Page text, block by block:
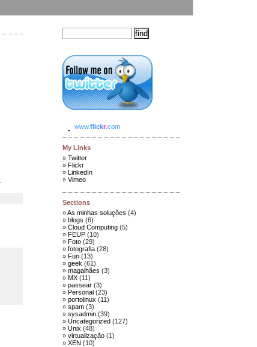
www.flickr.com
My Links
Twitter
Flickr
LinkedIn
Vimeo
Sections
As minhas soluções (4)
blogs (6)
Cloud Computing (5)
FEUP (10)
Foto (29)
fotografia (28)
Fun (13)
geek (61)
magalhães (3)
MX (11)
passear (3)
Personal (23)
portolinux (11)
spam (3)
sysadmin (39)
Uncategorized (127)
Unix (48)
virtualização (1)
XEN (10)